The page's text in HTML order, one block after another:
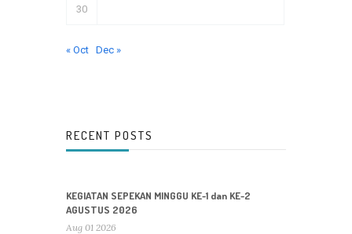
30
« Oct Dec »
RECENT POSTS
KEGIATAN SEPEKAN MINGGU KE-1 dan KE-2
AGUSTUS 2026
Aug 01 2026